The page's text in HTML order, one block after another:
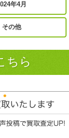
年4月
その他
ちら